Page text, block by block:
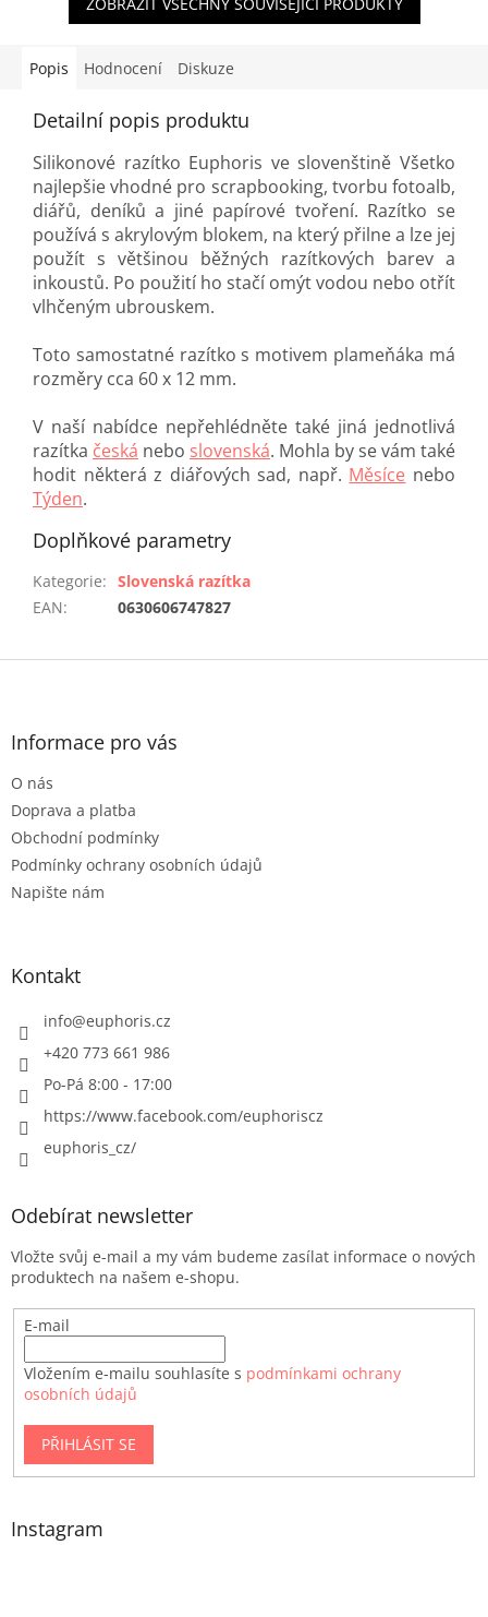
Popis Hodnocení Diskuze
Detailní popis produktu
Silikonové razítko Euphoris ve slovenštině Všetko
najlepšie vhodné pro scrapbooking, tvorbu fotoalb,
diářů, deníků a jiné papírové tvoření. Razítko se
používá s akrylovým blokem, na který přilne a lze jej
použít s většinou běžných razítkových barev a
inkoustů. Po použití ho stačí omýt vodou nebo otřít
vlhčeným ubrouskem.
Toto samostatné razítko s motivem plameňáka má
rozměry cca 60 x 12 mm.
V naší nabídce nepřehlédněte také jiná jednotlivá
razítka česká nebo slovenská. Mohla by se vám také
hodit některá z diářových sad, např. Měsíce nebo
Týden.
Doplňkové parametry
Kategorie: Slovenská razítka
EAN: 0630606747827
Z
Informace pro vás
O nás
Doprava a platba
Obchodní podmínky
Podmínky ochrany osobních údajů
Napište nám
Kontakt
info@euphoris.cz
+420 773 661 986
Po-Pá 8:00 - 17:00
https://www.facebook.com/euphoriscz
euphoris_cz/
Odebírat newsletter
Vložte svůj e-mail a my vám budeme zasílat informace o nových
produktech na našem e-shopu.
E-mail
Vložením e-mailu souhlasíte s podmínkami ochrany
osobních údajů
PŘIHLÁSIT SE
Instagram